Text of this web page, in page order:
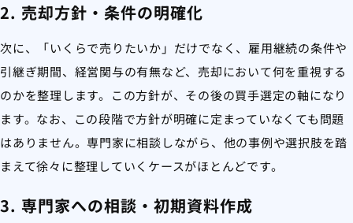
2. 売却方針・条件の明確化
次に、「いくらで売りたいか」だけでなく、雇用継続の条件や
引継ぎ期間、経営関与の有無など、売却において何を重視する
のかを整理します。この方針が、その後の買手選定の軸になり
ます。なお、この段階で方針が明確に定まっていなくても問題
はありません。専門家に相談しながら、他の事例や選択肢を踏
まえて徐々に整理していくケースがほとんどです。
3. 専門家への相談・初期資料作成